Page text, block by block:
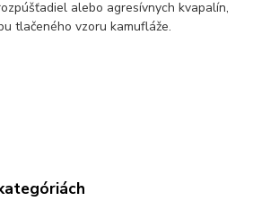
alebo agresívnych kvapalín,
tlačeného vzoru kamufláže.